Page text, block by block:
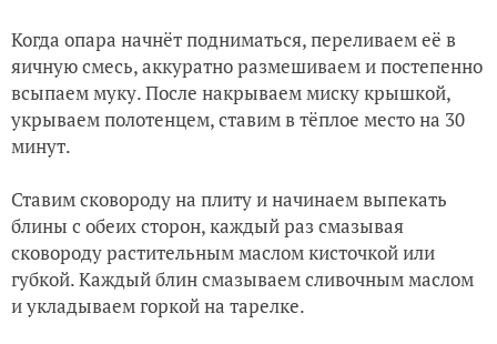
Когда опара начнёт подниматься, переливаем её в
яичную смесь, аккуратно размешиваем и постепенно
всыпаем муку. После накрываем миску крышкой,
укрываем полотенцем, ставим в тёплое место на 30
минут.
Ставим сковороду на плиту и начинаем выпекать
блины с обеих сторон, каждый раз смазывая
сковороду растительным маслом кисточкой или
губкой. Каждый блин смазываем сливочным маслом
и укладываем горкой на тарелке.